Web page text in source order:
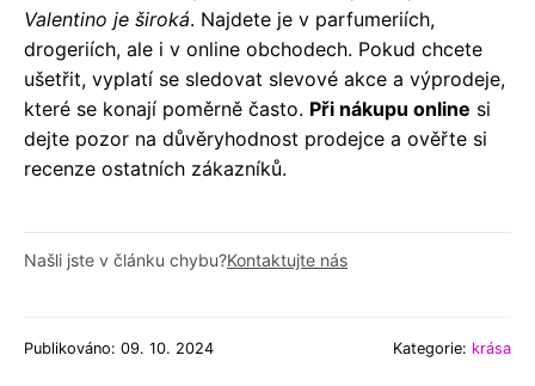
Valentino je široká. Najdete je v parfumeriích,
drogeriích, ale i v online obchodech. Pokud chcete
ušetřit, vyplatí se sledovat slevové akce a výprodeje,
které se konají poměrně často. Při nákupu online si
dejte pozor na důvěryhodnost prodejce a ověřte si
recenze ostatních zákazníků.
Našli jste v článku chybu?Kontaktujte nás
Publikováno: 09. 10. 2024 Kategorie: krása